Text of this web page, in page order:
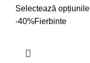
Selectează opțiunile
-40%Fierbinte